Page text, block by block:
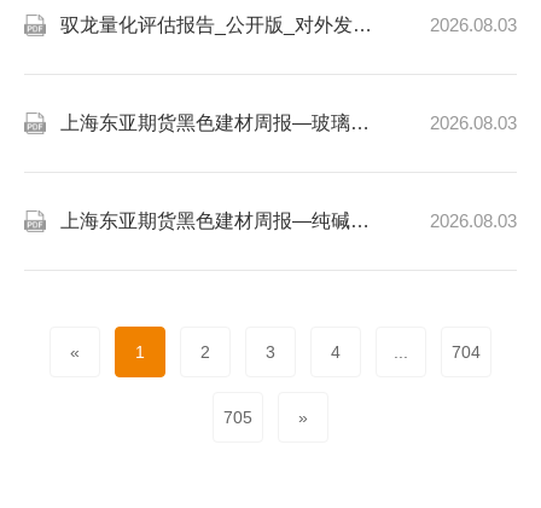
驭龙量化评估报告_公开版_对外发布版_20260803 2026.08.03
上海东亚期货黑色建材周报—玻璃20260731 2026.08.03
上海东亚期货黑色建材周报—纯碱20260731 2026.08.03
« 1 2 3 4 704
705 »